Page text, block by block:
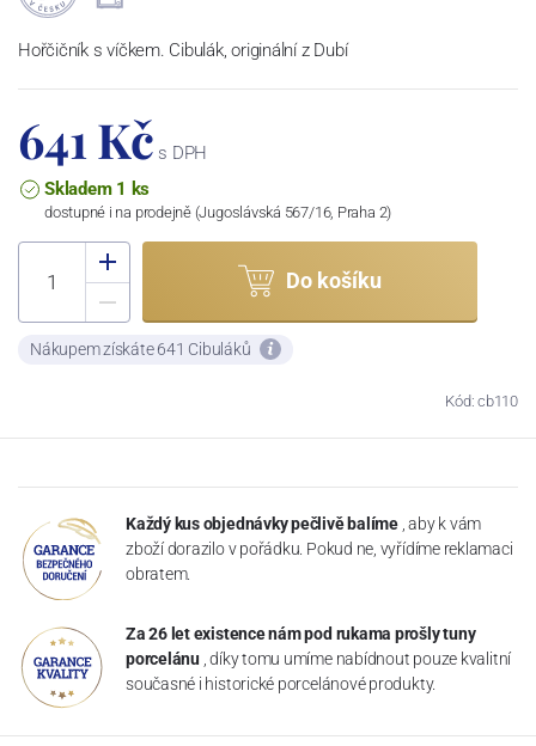
Hořčičník s víčkem. Cibulák, originální z Dubí
641 Kč s DPH
Skladem 1 ks
dostupné i na prodejně (Jugoslávská 567/16, Praha 2)
Do košíku
Nákupem získáte 641 Cibuláků
Kód: cb110
Každý kus objednávky pečlivě balíme , aby k vám
zboží dorazilo v pořádku. Pokud ne, vyřídíme reklamaci
obratem.
Za 26 let existence nám pod rukama prošly tuny
porcelánu , díky tomu umíme nabídnout pouze kvalitní
současné i historické porcelánové produkty.